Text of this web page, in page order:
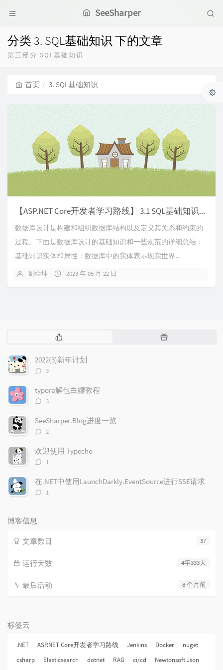
SeeSharper
分类 3. SQL基础知识 下的文章
第三部分 SQL基础知识
首页 3. SQL基础知识
【ASP.NET Core开发者学习路线】 3.1 SQL基础知识—数据库设计基础和规范
数据库设计是构建和组织数据库结构以及定义其关系和约束的
过程。下面是数据库设计的基础知识和一些规范的详细总结：
基础知识实体和属性：数据库中的实体表示现实世界...
劉亞坤 2023 年 05 月 22 日
文
随
2022(3)新年计划
评
数：
3
typora解包白嫖教程
评
数：
3
SeeSharper.Blog进度一览
评
数：
2
欢迎使用 Typecho
评
数：
1
在.NET中使用LaunchDarkly.EventSource进行SSE请求
评1
博客信息
37
文章数目
4年333天
运行天数
8 个月前
最后活动
标签云
.NET ASP.NET Core开发者学习路线 Jenkins Docker
nuget
csharp
Elasticsearch dotnet RAG ci/cd Newtonsoft.Json